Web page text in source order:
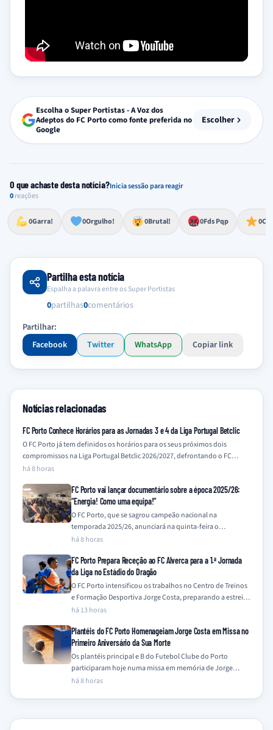
Escolha o Super Portistas - A Voz dos
Adeptos do FC Porto como fonte preferida no
Google
Escolher
O que achaste desta notícia?Inicia sessão para reagir
0reações
0Garra!
Esforço, determinação, aprovação forte
0Orgulho!
Lealdade, amor clubístico, sentimento profundo
0Brutal!
Impressionante, chocante, de grande impacto 0Fds Pqp
Reação de desespero, raiva, frustração ou espanto extremo 0
Excelência, destaque, o melhor
Partilha esta notícia
Espalha a palavra entre os Super Portistas
0partilhas0comentários
Partilhar:
Facebook
Twitter WhatsApp Copiar link
Notícias relacionadas
FC Porto Conhece Horários para as Jornadas 3 e 4 da Liga Portugal Betclic
O FC Porto já tem definidos os horários para os seus próximos dois
compromissos na Liga Portugal Betclic 2026/2027, defrontando o FC…
há 8 horas
FC Porto vai lançar documentário sobre a época 2025/26:
“Energia! Como uma equipa!”
O FC Porto, que se sagrou campeão nacional na
temporada 2025/26, anunciará na quinta-feira o
lançamento de um documentário que retrata a…
há 8 horas
FC Porto Prepara Receção ao FC Alverca para a 1.ª Jornada
da Liga no Estádio do Dragão
O FC Porto intensificou os trabalhos no Centro de Treinos
e Formação Desportiva Jorge Costa, preparando a estreia
na Primeira Liga 2026/27…
há 13 horas
Plantéis do FC Porto Homenageiam Jorge Costa em Missa no
Primeiro Aniversário da Sua Morte
Os plantéis principal e B do Futebol Clube do Porto
participaram hoje numa missa em memória de Jorge
Costa, assinalando o primeiro…
há 8 horas